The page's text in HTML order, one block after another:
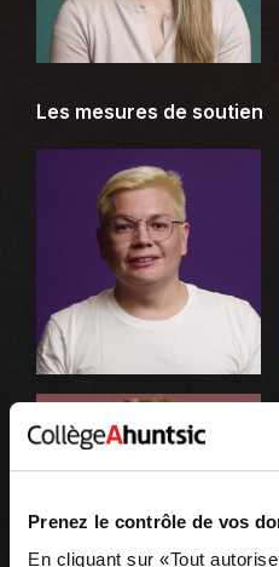
Prenez le contrôle de vos
En cliquant sur «Tout
Les mesures de soutien